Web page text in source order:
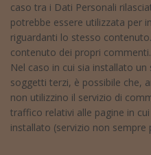
caso tra i Dati Personali
potrebbe essere utilizzata per
riguardanti lo stesso
contenuto dei propri commenti.
Nel caso in cui sia installato
soggetti terzi, è possibile che,
non utilizzino il servizio di
traffico relativi alle pagine in
installato (servizio non sempre